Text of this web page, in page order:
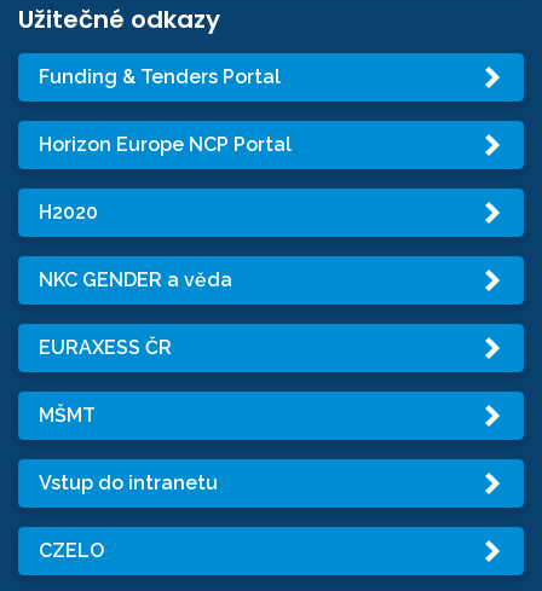
Užitečné odkazy
Funding & Tenders Portal
Horizon Europe NCP Portal
H2020
NKC GENDER a věda
EURAXESS ČR
MŠMT
Vstup do intranetu
CZELO